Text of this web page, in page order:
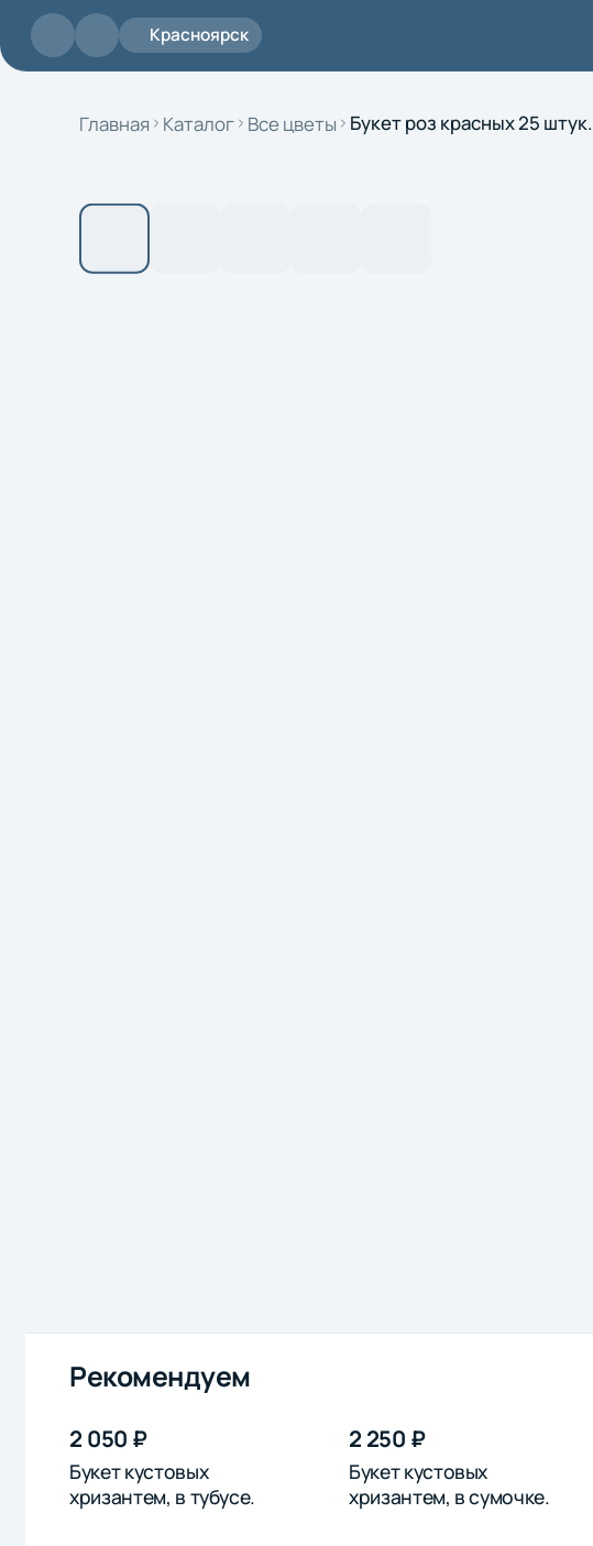
Перейти к основному содержанию
Красноярск
Главная Каталог Все цветы
Букет роз красных 25 штук.
Рекомендуем
2 050 ₽
Букет кустовых
хризантем, в тубусе.
2 250 ₽
Букет кустовых
хризантем, в сумочке.
Поиск
Доставка